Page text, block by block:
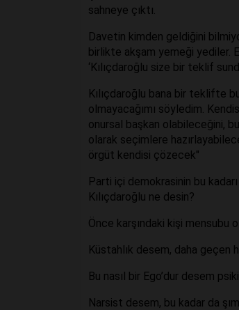
sahneye çıktı.
Davetin kimden geldiğini
birlikte akşam yemeği yediler.
‘Kılıçdaroğlu size bir teklif
Kılıçdaroğlu bana bir teklifte
olmayacağımı söyledim.
onursal başkan olabileceğini,
olarak seçimlere
örgüt kendisi çözecek"
Parti içi demokrasinin bu
Kılıçdaroğlu ne desin?
Önce karşındaki kişi mensubu
Küstahlık desem, daha geçen
Bu nasıl bir Ego’dur desem
Narsist desem, bu kadar da